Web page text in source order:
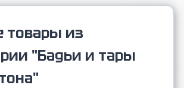
товары из
"Бадьи и тары